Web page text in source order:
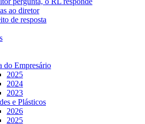
ao diretor
de resposta
do Empresário
2025
2024
2023
e Plásticos
2026
2025